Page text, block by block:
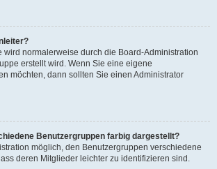
wird normalerweise durch die Board-Administration
erstellt wird. Wenn Sie eine eigene
möchten, dann sollten Sie einen Administrator
Benutzergruppen farbig dargestellt?
möglich, den Benutzergruppen verschiedene
deren Mitglieder leichter zu identifizieren sind.